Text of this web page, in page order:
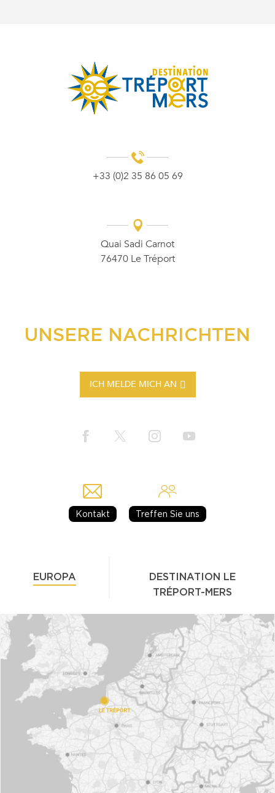
+33 (0)2 35 86 05 69
Quai Sadi Carnot
76470 Le Tréport
UNSERE NACHRICHTEN
ICH MELDE MICH AN
Kontakt Treffen Sie uns
EUROPA
DESTINATION LE
TRÉPORT-MERS